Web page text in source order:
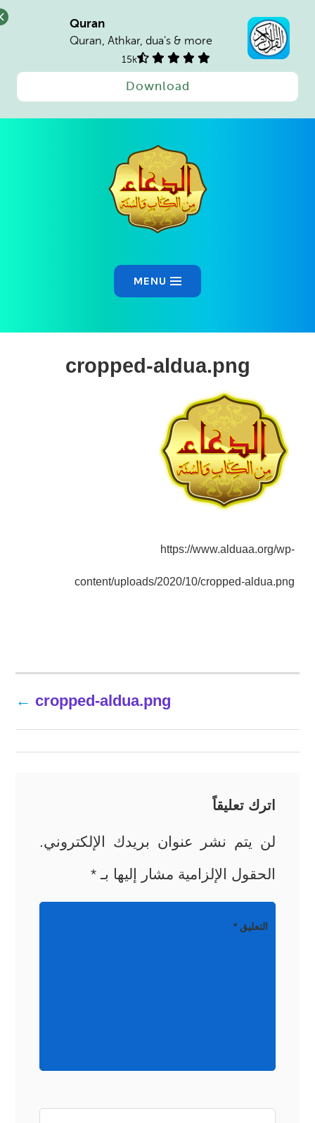
Quran
Quran, Athkar, dua's & more
15k
Download
MENU
cropped-aldua.png
https://www.alduaa.org/wp-
content/uploads/2020/10/cropped-aldua.png
المقالات
cropped-aldua.png
اترك تعليقاً
لن يتم نشر عنوان بريدك الإلكتروني.
الحقول الإلزامية مشار إليها بـ *
التعليق*